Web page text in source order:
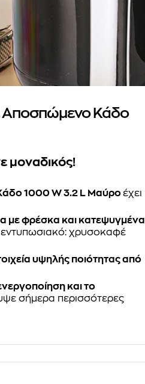
Αποσπώμενο Κάδο
μοναδικός!
1000 W 3.2 L Μαύροέχει
με φρέσκα και κατεψυγμένα
εντυπωσιακό: χρυσοκαφέ
υψηλής ποιότητας από
και το
σήμερα περισσότερες